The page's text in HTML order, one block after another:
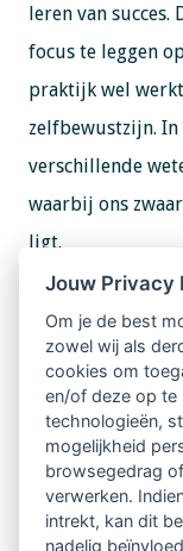
leren van succes.
focus te leggen
praktijk wel
zelfbewustzijn.
verschillende
waarbij ons
ligt.
Meer informatie
data en
Website
Jouw Privacy
Om je de best
zowel wij als
cookies om
en/of deze op te
technologieën,
mogelijkheid
browsegedrag
verwerken.
intrekt, kan dit
nadelig